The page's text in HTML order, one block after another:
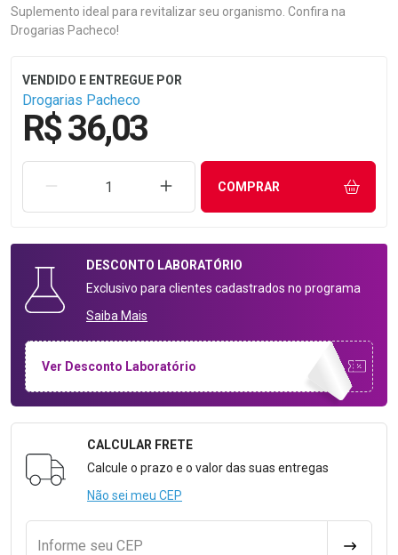
Suplemento ideal para revitalizar seu organismo. Confira na
Drogarias Pacheco!
Drogarias Pacheco
R$ 36,03
REMOVER UMA UNIDADEAUMENTAR UMA UNIDADE
COMPRAR
DESCONTO LABORATÓRIO
Exclusivo para clientes cadastrados no programa
Saiba Mais
Ver Desconto Laboratório
Formulário para Calcular o Frete
CALCULAR FRETE
Calcule o prazo e o valor das suas entregas
Não sei meu CEP
Informe seu CEP